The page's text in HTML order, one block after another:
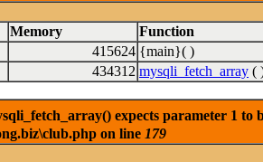
Memory
Function
415624 {main}( )
434312 mysqli_fetch_array (
expects parameter 1 to
on line 179